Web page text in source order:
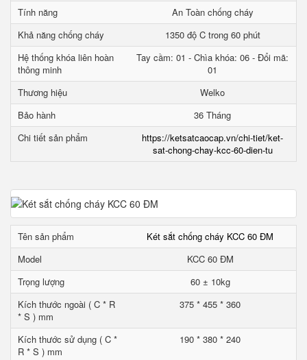
Tính năng
An Toàn chống cháy
Khả năng chống cháy
1350 độ C trong 60 phút
Hệ thống khóa liên hoàn
thông minh
Tay cầm: 01 - Chìa khóa: 06 - Đổi mã:
01
Thương hiệu
Welko
Bảo hành
36 Tháng
Chi tiết sản phẩm
https://ketsatcaocap.vn/chi-tiet/ket-
sat-chong-chay-kcc-60-dien-tu
Tên sản phẩm
Két sắt chống cháy KCC 60 ĐM
Model
KCC 60 ĐM
Trọng lượng
60 ± 10kg
Kích thước ngoài ( C * R
* S ) mm
375 * 455 * 360
Kích thước sử dụng ( C *
R * S ) mm
190 * 380 * 240